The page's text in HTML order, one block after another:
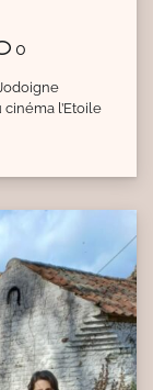
0
l’Etoile